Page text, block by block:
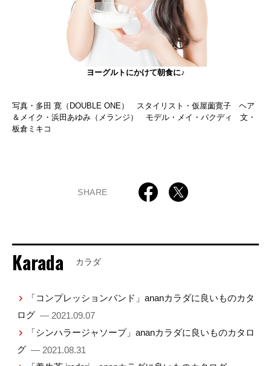
ヨーグルトにかけて朝食に♪
写真・多田 寛（DOUBLE ONE） スタイリスト・仮屋薗寛子 ヘア
＆メイク・浜田あゆみ（メランジ） モデル・メイ・パクディ 文・
板倉ミキコ
SHARE
Karada カラダ
「コンプレッションバンド」ananカラダに良いものカタ
ログ — 2021.09.07
「シンハラージャソープ」ananカラダに良いものカタロ
グ — 2021.08.31